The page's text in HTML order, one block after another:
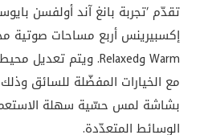
تقدّم ’تجربة بانغ آند أولفسن
إكسبيرينس أربع مساحات صوتية
WarmوRelaxed. ويتم تعديل
مع الخيارات المفضّلة للسائق
بشاشة لمس حسّية سهلة
الوسائط المتعدّدة.